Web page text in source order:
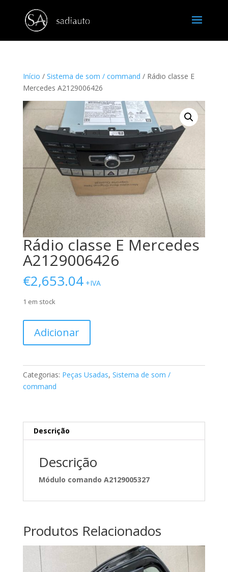
Início / Sistema de som / command / Rádio classe E
Mercedes A2129006426
Rádio classe E Mercedes
A2129006426
€2,653.04 +IVA
1 em stock
E
Mercedes
Adicionar
Categorias: Peças Usadas, Sistema de som /
command
Descrição
Descrição
Módulo comando A2129005327
Produtos Relacionados